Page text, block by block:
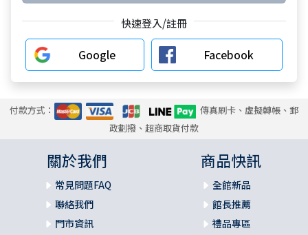
快速登入/註冊
Google Facebook
付款方式：
傳真刷卡、虛擬轉帳、郵
政劃撥、超商取貨付款
關於我們
常見問題FAQ
聯絡我們
門市資訊
商品快訊
全館新品
館長推薦
禮品專區